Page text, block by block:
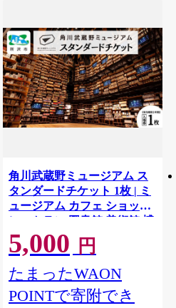
角川武蔵野ミュージアム ス
タンダードチケット 1枚 | ミ
ュージアム カフェ ショップ
レストラン 図書館 美術館 博
物館 アート 文化複合施設 文
学 角川 KADOKAWA 角川作
品 本棚 本棚劇場 漫画 マンガ
隈研吾 チケット 埼玉県 所沢
市
5,000 円
たまったWAON
POINTで寄附でき